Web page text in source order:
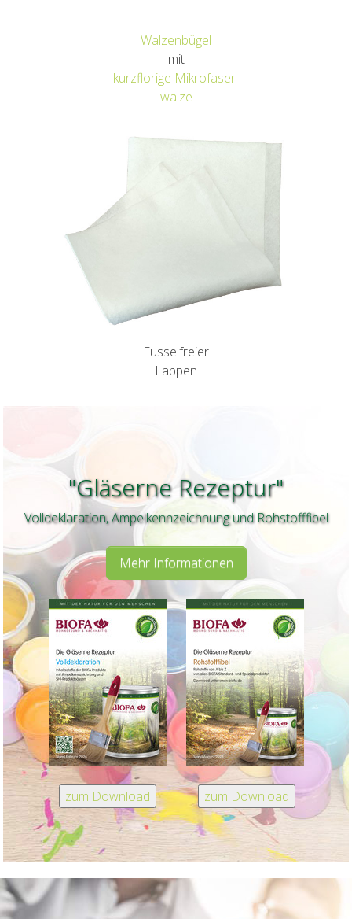
Walzenbügel
mit
kurzflorige Mikrofaser-
walze
Fusselfreier
Lappen
"Gläserne Rezeptur"
Volldeklaration, Ampelkennzeichnung und Rohstofffibel
Mehr Informationen